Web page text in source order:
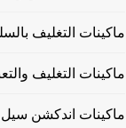
ماكينات التغليف
ماكينات التغليف
ماكينات اندكشن سيل